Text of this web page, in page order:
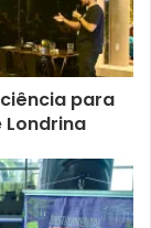
destaque
(Brasil), a
Laiana
para
Londrina